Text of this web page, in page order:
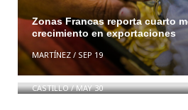
Zonas Francas reporta cuarto
crecimiento en exportaciones
MARTÍNEZ/ SEP 19
PEREGRINOS EN CONTRA DE
CONSTITUCIONAL LLEGAN AL
NACIONAL
CASTILLO/MAY 30